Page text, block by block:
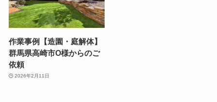
作業事例【造園・庭解体】
群馬県高崎市O様からのご
依頼
2026年2月11日